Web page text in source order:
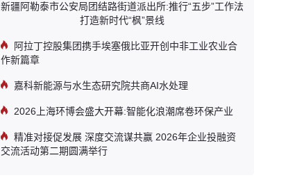
新疆阿勒泰市公安局团结路街道派出所:推行“五步”工作法
打造新时代“枫”景线
阿拉丁控股集团携手埃塞俄比亚开创中非工业农业合
作新篇章
嘉科新能源与水生态研究院共商AI水处理
2026上海环博会盛大开幕:智能化浪潮席卷环保产业
精准对接促发展 深度交流谋共赢 2026年企业投融资
交流活动第二期圆满举行